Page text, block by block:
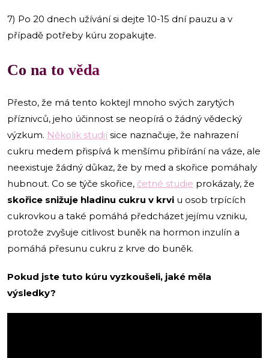
7) Po 20 dnech užívání si dejte 10-15 dní pauzu a v
případě potřeby kúru zopakujte.
Co na to věda
Přesto, že má tento koktejl mnoho svých zarytých
příznivců, jeho účinnost se neopírá o žádný vědecký
výzkum. Několik studiísice naznačuje, že nahrazení
cukru medem přispívá k menšímu přibírání na váze, ale
neexistuje žádný důkaz, že by med a skořice pomáhaly
hubnout. Co se týče skořice, četné studie prokázaly, že
skořice snižuje hladinu cukru v krvi u osob trpících
cukrovkou a také pomáhá předcházet jejímu vzniku,
protože zvyšuje citlivost buněk na hormon inzulín a
pomáhá přesunu cukru z krve do buněk.
Pokud jste tuto kúru vyzkoušeli, jaké měla
výsledky?